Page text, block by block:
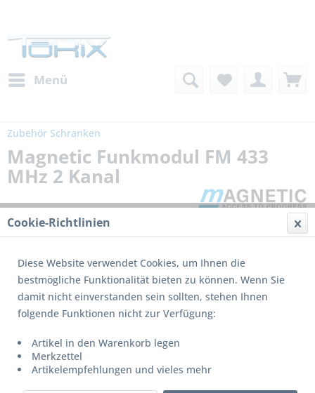
Menü
Zubehör Schranken
Magnetic Funkmodul FM 433
MHz 2 Kanal
Cookie-Richtlinien
Diese Website verwendet Cookies, um Ihnen die
bestmögliche Funktionalität bieten zu können. Wenn Sie
damit nicht einverstanden sein sollten, stehen Ihnen
folgende Funktionen nicht zur Verfügung:
Artikel in den Warenkorb legen
Merkzettel
Artikelempfehlungen und vieles mehr